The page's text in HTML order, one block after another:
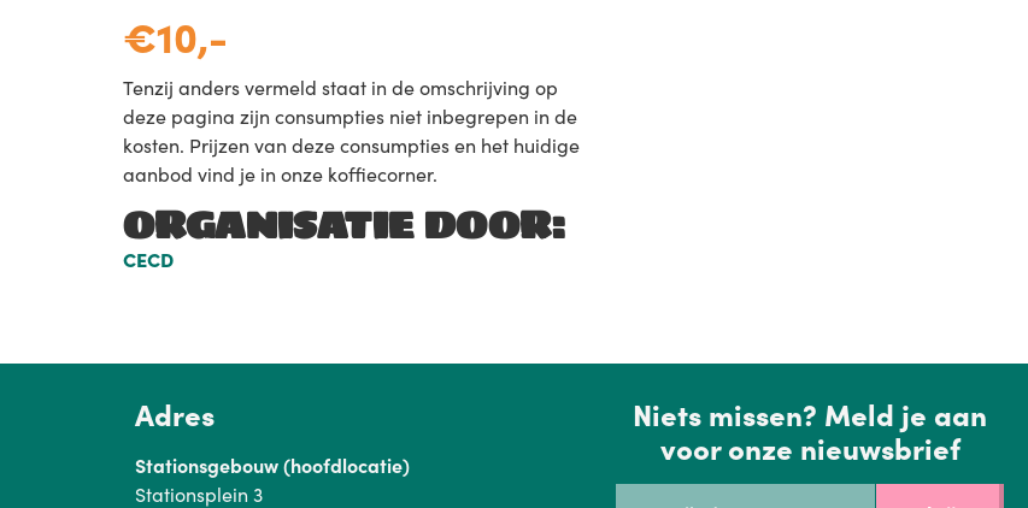
€10,-
Tenzij anders vermeld staat in de omschrijving op
deze pagina zijn consumpties niet inbegrepen in de
kosten. Prijzen van deze consumpties en het huidige
aanbod vind je in onze koffiecorner.
ORGANISATIE DOOR:
CECD
Adres
Stationsgebouw (hoofdlocatie)
Stationsplein 3
Niets missen? Meld je aan
voor onze nieuwsbrief